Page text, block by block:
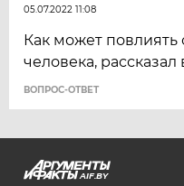
05.07.2022 11:08
Как может повлиять
человека, рассказал
ВОПРОС-ОТВЕТ
AIF.BY